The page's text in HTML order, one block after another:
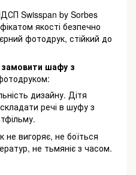
Swisspan by Sorbes
якості безпечно
фотодрук, стійкий до
замовити шафу з
дизайну. Дітя
речі в шуфу з
не вигоряє, не боїться
не тьмяніє з часом.